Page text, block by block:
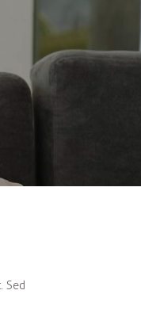
Sed